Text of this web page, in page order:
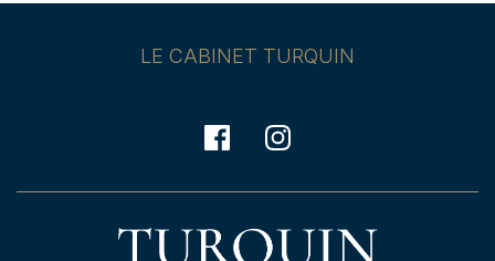
LE CABINET TURQUIN